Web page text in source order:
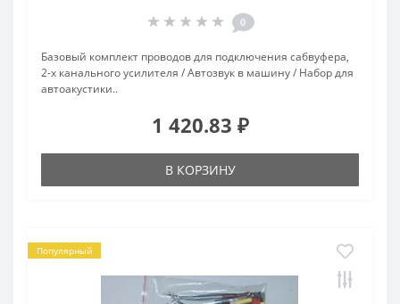
0
Базовый комплект проводов для подключения сабвуфера,
2-х канального усилителя / Автозвук в машину / Набор для
автоакустики..
1 420.83 ₽
В КОРЗИНУ
Популярный